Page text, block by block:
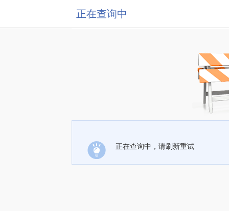
正在查询中
正在查询中，请刷新重试